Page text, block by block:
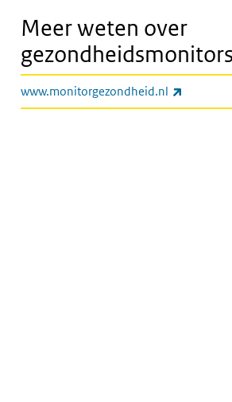
Meer weten over
www.monitorgezondheid.nl